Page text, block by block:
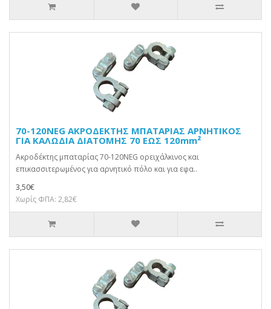
70-120NEG ΑΚΡΟΔΕΚΤΗΣ ΜΠΑΤΑΡΙΑΣ ΑΡΝΗΤΙΚΟΣ
ΓΙΑ ΚΑΛΩΔΙΑ ΔΙΑΤΟΜΗΣ 70 ΕΩΣ 120mm²
Ακροδέκτης μπαταρίας 70-120NEG ορειχάλκινος και
επικασσιτερωμένος για αρνητικό πόλο και για εφα..
3,50€
Χωρίς ΦΠΑ: 2,82€